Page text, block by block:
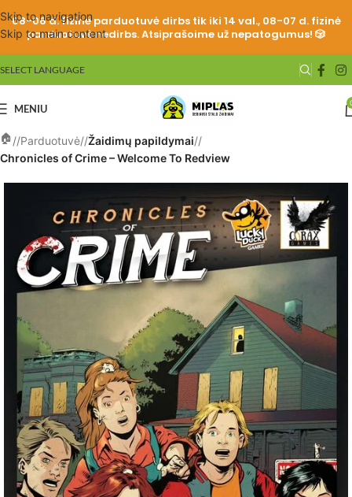
Skip to navigation
Skip to main content
08-06 d. fizinė parduotuvė dirbs tik iki 14 val., 08-07 d. fizinė
parduotuvė nedirbs. Atsiprašoime už nepatogumus! 🎲
SELECT LANGUAGE
MENIU
/ Parduotuvė/ Žaidimų papildymai/
Chronicles of Crime – Welcome To Redview